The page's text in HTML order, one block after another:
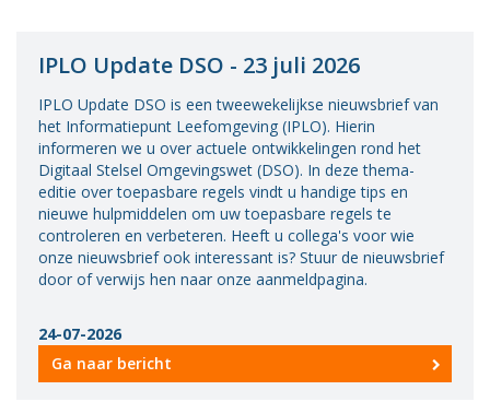
IPLO Update DSO - 23 juli 2026
IPLO Update DSO is een tweewekelijkse nieuwsbrief van
het Informatiepunt Leefomgeving (IPLO). Hierin
informeren we u over actuele ontwikkelingen rond het
Digitaal Stelsel Omgevingswet (DSO). In deze thema-
editie over toepasbare regels vindt u handige tips en
nieuwe hulpmiddelen om uw toepasbare regels te
controleren en verbeteren. Heeft u collega's voor wie
onze nieuwsbrief ook interessant is? Stuur de nieuwsbrief
door of verwijs hen naar onze aanmeldpagina.
24-07-2026
Ga naar bericht